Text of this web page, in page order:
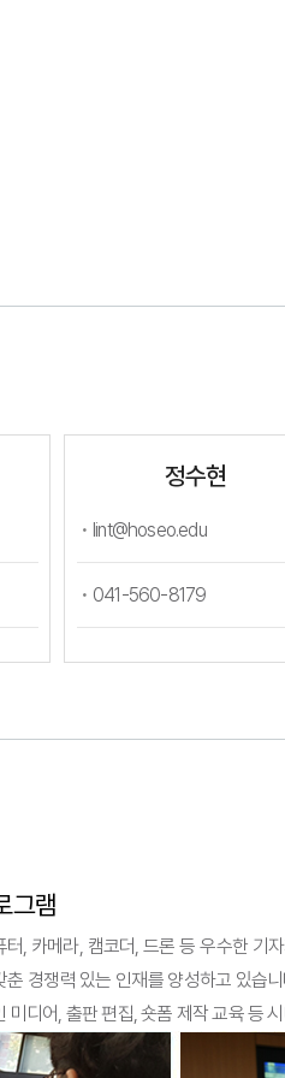
정수현
lint@hoseo.edu
041-560-8179
그램
, 카메라, 캠코더, 드론 등 우수한
경쟁력 있는 인재를 양성하고 있
디어, 출판 편집, 숏폼 제작 교육 등